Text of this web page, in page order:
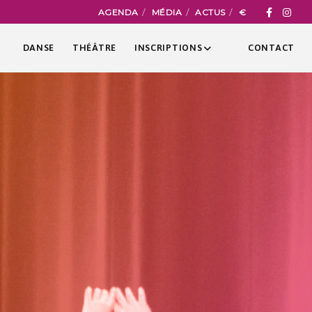
AGENDA MÉDIA ACTUS €
DANSE THÉÂTRE INSCRIPTIONS CONTACT